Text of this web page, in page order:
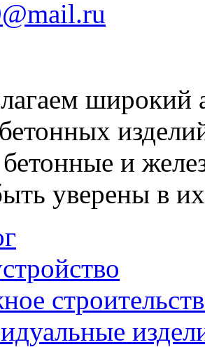
широкий
и
уверены в их